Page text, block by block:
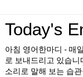
Today's
아침 영어한마디 - 매
로 보내드리고 있습
소리로 말해 보는 습